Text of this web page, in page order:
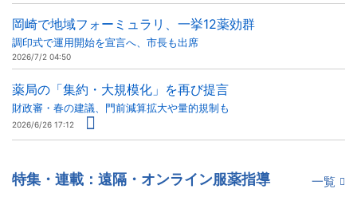
岡崎で地域フォーミュラリ、一挙12薬効群
調印式で運用開始を宣言へ、市長も出席
2026/7/2 04:50
薬局の「集約・大規模化」を再び提言
財政審・春の建議、門前減算拡大や量的規制も
2026/6/26 17:12
特集・連載：遠隔・オンライン服薬指導 一覧